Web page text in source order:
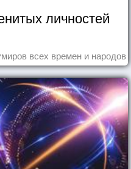
личностей
всех времен и народов